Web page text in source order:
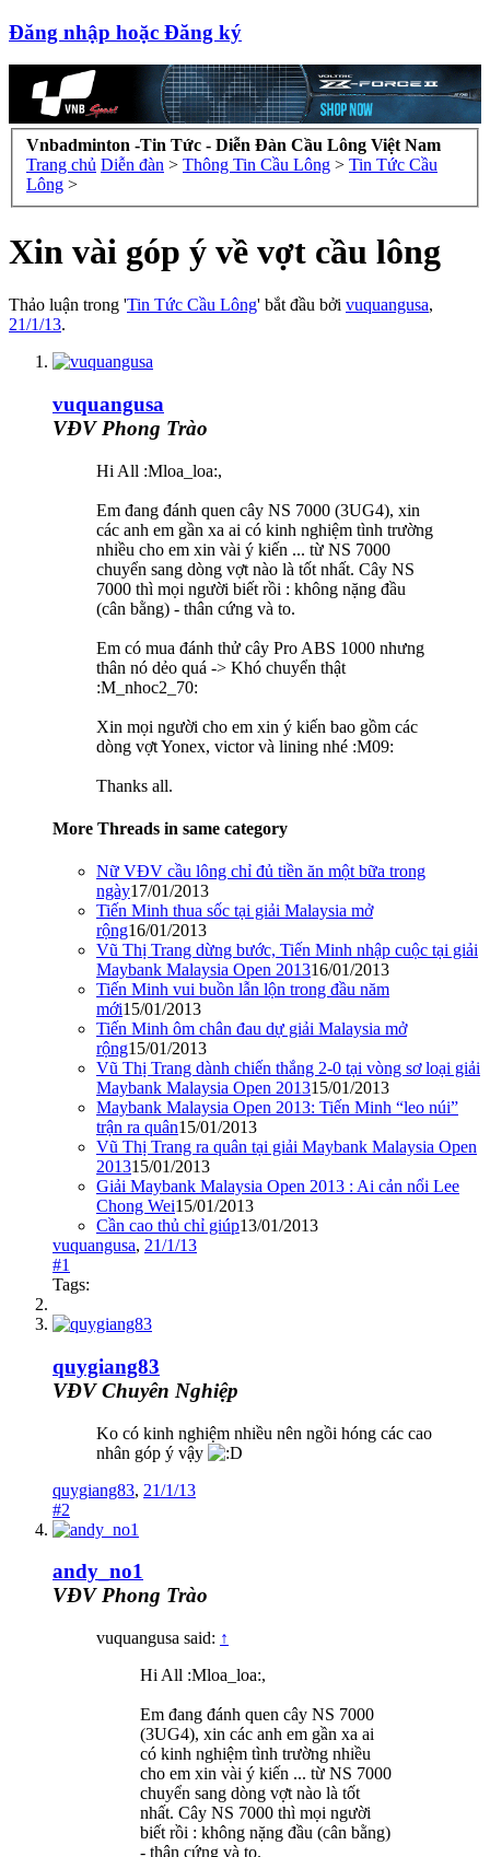
Đăng nhập hoặc Đăng ký
Vnbadminton -Tin Tức - Diễn Đàn Cầu Lông Việt Nam
Trang chủ Diễn đàn > Thông Tin Cầu Lông > Tin Tức Cầu
Lông >
Xin vài góp ý về vợt cầu lông
Thảo luận trong 'Tin Tức Cầu Lông' bắt đầu bởi vuquangusa,
21/1/13.
vuquangusa
VĐV Phong Trào
Hi All :Mloa_loa:,
Em đang đánh quen cây NS 7000 (3UG4), xin
các anh em gần xa ai có kinh nghiệm tình trường
nhiều cho em xin vài ý kiến ... từ NS 7000
chuyển sang dòng vợt nào là tốt nhất. Cây NS
7000 thì mọi người biết rồi : không nặng đầu
(cân bằng) - thân cứng và to.
Em có mua đánh thử cây Pro ABS 1000 nhưng
thân nó dẻo quá -> Khó chuyển thật
:M_nhoc2_70:
Xin mọi người cho em xin ý kiến bao gồm các
dòng vợt Yonex, victor và lining nhé :M09:
Thanks all.
More Threads in same category
Nữ VĐV cầu lông chỉ đủ tiền ăn một bữa trong
ngày17/01/2013
Tiến Minh thua sốc tại giải Malaysia mở
rộng16/01/2013
Vũ Thị Trang dừng bước, Tiến Minh nhập cuộc tại giải
Maybank Malaysia Open 201316/01/2013
Tiến Minh vui buồn lẫn lộn trong đầu năm
mới15/01/2013
Tiến Minh ôm chân đau dự giải Malaysia mở
rộng15/01/2013
Vũ Thị Trang dành chiến thắng 2-0 tại vòng sơ loại giải
Maybank Malaysia Open 201315/01/2013
Maybank Malaysia Open 2013: Tiến Minh “leo núi”
trận ra quân15/01/2013
Vũ Thị Trang ra quân tại giải Maybank Malaysia Open
201315/01/2013
Giải Maybank Malaysia Open 2013 : Ai cản nổi Lee
Chong Wei15/01/2013
Cần cao thủ chỉ giúp13/01/2013
vuquangusa, 21/1/13
#1
Tags:
quygiang83
VĐV Chuyên Nghiệp
Ko có kinh nghiệm nhiều nên ngồi hóng các cao
nhân góp ý vậy
quygiang83, 21/1/13
#2
andy_no1
VĐV Phong Trào
vuquangusa said: ↑
Hi All :Mloa_loa:,
Em đang đánh quen cây NS 7000
(3UG4), xin các anh em gần xa ai
có kinh nghiệm tình trường nhiều
cho em xin vài ý kiến ... từ NS 7000
chuyển sang dòng vợt nào là tốt
nhất. Cây NS 7000 thì mọi người
biết rồi : không nặng đầu (cân bằng)
- thân cứng và to.